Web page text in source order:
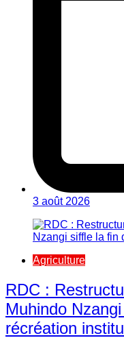
3 août 2026
Agriculture
RDC :
Muhindo
récréation